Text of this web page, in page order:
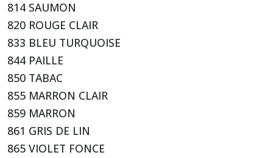
814 SAUMON
820 ROUGE CLAIR
833 BLEU TURQUOISE
844 PAILLE
850 TABAC
855 MARRON CLAIR
859 MARRON
861 GRIS DE LIN
865 VIOLET FONCE